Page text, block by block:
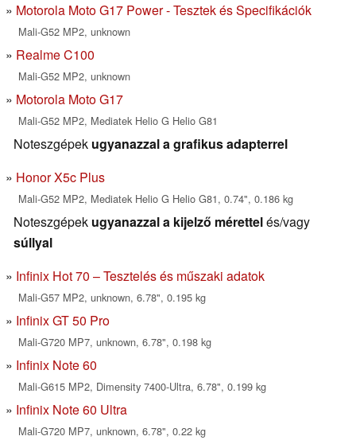
Motorola Moto G17 Power - Tesztek és Specifikációk
Mali-G52 MP2, unknown
Realme C100
Mali-G52 MP2, unknown
Motorola Moto G17
Mali-G52 MP2, Mediatek Helio G Helio G81
Noteszgépek ugyanazzal a grafikus adapterrel
Honor X5c Plus
Mali-G52 MP2, Mediatek Helio G Helio G81, 0.74", 0.186 kg
Noteszgépek ugyanazzal a kijelző mérettelés/vagy
súllyal
Infinix Hot 70 – Tesztelés és műszaki adatok
Mali-G57 MP2, unknown, 6.78", 0.195 kg
Infinix GT 50 Pro
Mali-G720 MP7, unknown, 6.78", 0.198 kg
Infinix Note 60
Mali-G615 MP2, Dimensity 7400-Ultra, 6.78", 0.199 kg
Infinix Note 60 Ultra
Mali-G720 MP7, unknown, 6.78", 0.22 kg